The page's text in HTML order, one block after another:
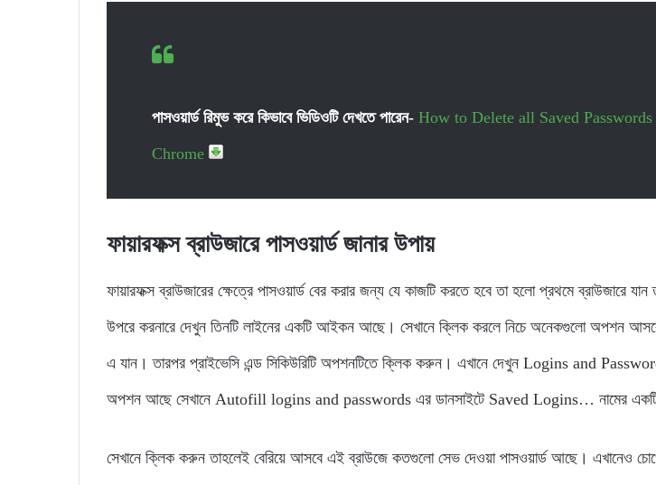
পাসওয়ার্ড রিমুভ করে কিভাবে ভিডিওটি দেখতে পারেন- How to Delete all Saved
Chrome
ফায়ারফক্স ব্রাউজারে পাসওয়ার্ড জানার উপায়
ফায়ারফক্স ব্রাউজারের ক্ষেত্রে পাসওয়ার্ড বের করার জন্য যে কাজটি করতে হবে তা হলো প্রথমে ব্রাউজারে যান
উপরে করনারে দেখুন তিনটি লাইনের একটি আইকন আছে। সেখানে ক্লিক করলে নিচে অনেকগুলো অপশন আসবে
এ যান। তারপর প্রাইভেসি এন্ড সিকিউরিটি অপশনটিতে ক্লিক করুন। এখানে দেখুন Logins and
অপশন আছে সেখানে Autofill logins and passwords এর ডানসাইটে Saved Logins… নামের
সেখানে ক্লিক করুন তাহলেই বেরিয়ে আসবে এই ব্রাউজে কতগুলো সেভ দেওয়া পাসওয়ার্ড আছে। এখানেও